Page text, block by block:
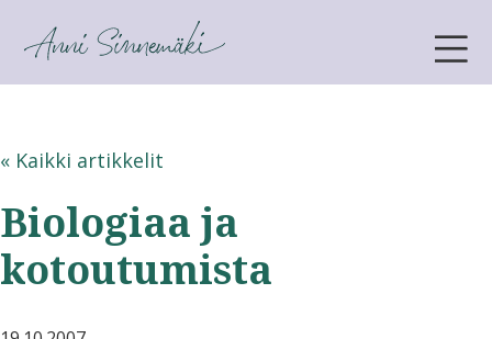
ANNI SINNEMÄKI
« Kaikki artikkelit
Biologiaa ja
kotoutumista